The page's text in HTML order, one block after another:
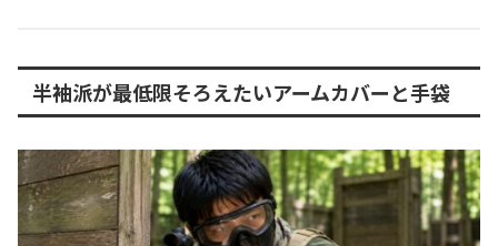
半袖派が最低限そろえたいアームカバーと手袋